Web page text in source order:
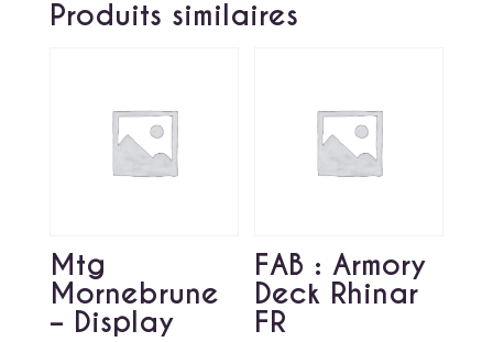
Produits similaires
Mtg
Mornebrune
– Display
FAB : Armory
Deck Rhinar
FR